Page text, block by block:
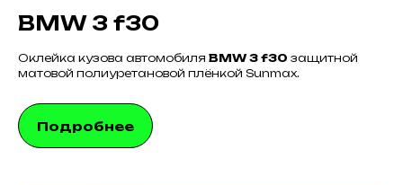
BMW 3 f30
Оклейка кузова автомобиля BMW 3 f30 защитной
матовой полиуретановой плёнкой Sunmax.
Подробнее